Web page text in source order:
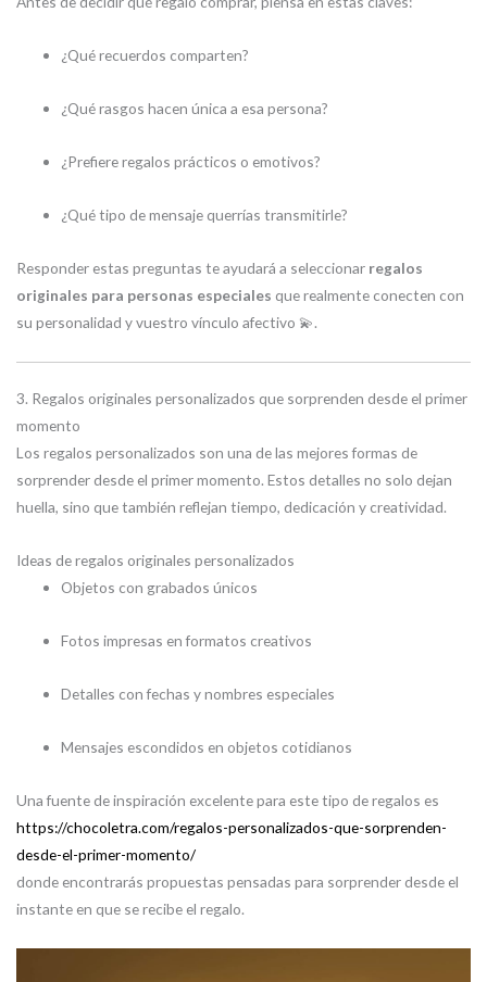
¿Qué recuerdos comparten?
¿Qué rasgos hacen única a esa persona?
¿Prefiere regalos prácticos o emotivos?
¿Qué tipo de mensaje querrías transmitirle?
Responder estas preguntas te ayudará a seleccionar regalos
originales para personas especiales que realmente conecten con
su personalidad y vuestro vínculo afectivo 💫.
3. Regalos originales personalizados que sorprenden desde el primer
momento
Los regalos personalizados son una de las mejores formas de
sorprender desde el primer momento. Estos detalles no solo dejan
huella, sino que también reflejan tiempo, dedicación y creatividad.
Ideas de regalos originales personalizados
Objetos con grabados únicos
Fotos impresas en formatos creativos
Detalles con fechas y nombres especiales
Mensajes escondidos en objetos cotidianos
Una fuente de inspiración excelente para este tipo de regalos es
https://chocoletra.com/regalos-personalizados-que-sorprenden-
desde-el-primer-momento/
donde encontrarás propuestas pensadas para sorprender desde el
instante en que se recibe el regalo.